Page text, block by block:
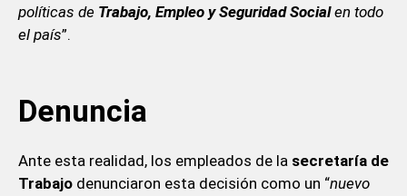
políticas de Trabajo, Empleo y Seguridad Socialen todo
el país”.
Denuncia
Ante esta realidad, los empleados de la secretaría de
Trabajodenunciaron esta decisión como un “nuevo